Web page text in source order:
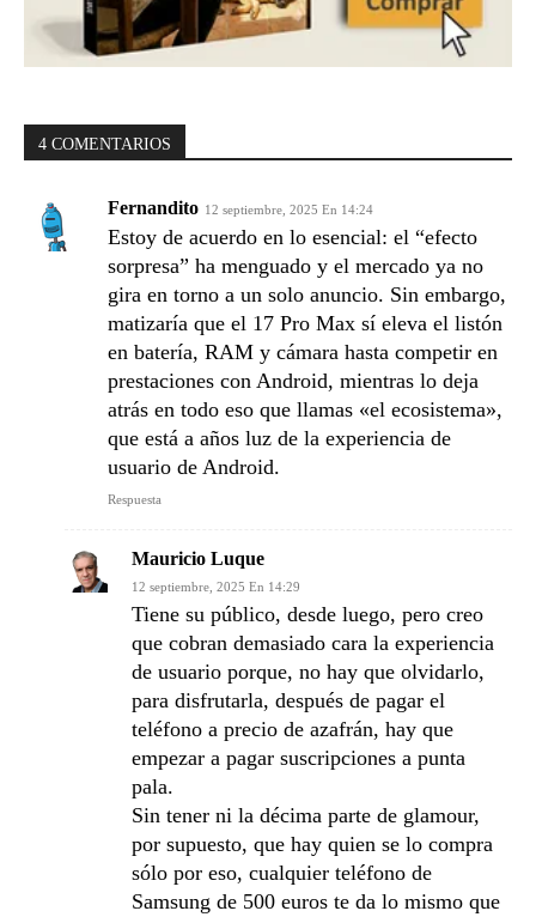
4 COMENTARIOS
Fernandito 12 septiembre, 2025 En 14:24
Estoy de acuerdo en lo esencial: el “efecto
sorpresa” ha menguado y el mercado ya no
gira en torno a un solo anuncio. Sin embargo,
matizaría que el 17 Pro Max sí eleva el listón
en batería, RAM y cámara hasta competir en
prestaciones con Android, mientras lo deja
atrás en todo eso que llamas «el ecosistema»,
que está a años luz de la experiencia de
usuario de Android.
Respuesta
Mauricio Luque
12 septiembre, 2025 En 14:29
Tiene su público, desde luego, pero creo
que cobran demasiado cara la experiencia
de usuario porque, no hay que olvidarlo,
para disfrutarla, después de pagar el
teléfono a precio de azafrán, hay que
empezar a pagar suscripciones a punta
pala.
Sin tener ni la décima parte de glamour,
por supuesto, que hay quien se lo compra
sólo por eso, cualquier teléfono de
Samsung de 500 euros te da lo mismo que